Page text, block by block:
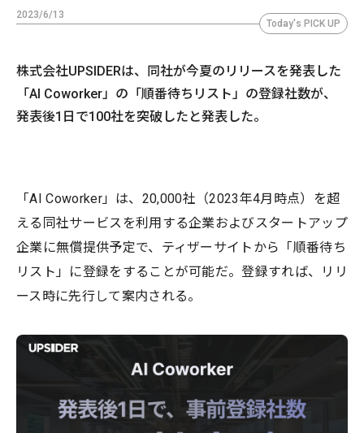
2023/6/13
Today's PICK UP
株式会社UPSIDERは、同社が今夏のリリースを発表した
「AI Coworker」の「順番待ちリスト」の登録社数が、
発表後1日で100社を突破したと発表した。
「AI Coworker」は、20,000社（2023年4月時点）を超
える同社サービスを利用する企業およびスタートアップ
企業に無償提供予定で、ティザーサイトから「順番待ち
リスト」に登録をすることが可能だ。登録すれば、リリ
ース時に先行して案内される。